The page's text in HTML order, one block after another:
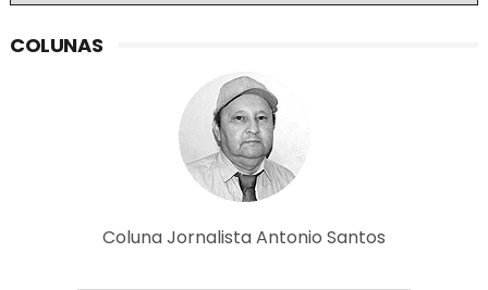
COLUNAS
Coluna Jornalista Antonio Santos